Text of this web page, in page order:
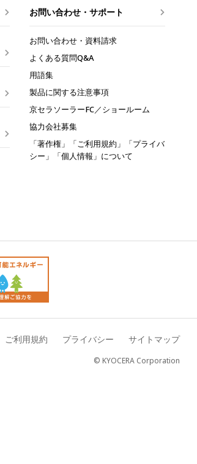
お問い合わせ・サポート
お問い合わせ・資料請求
よくある質問Q&A
用語集
製品に関する注意事項
京セラソーラーFC／ショールーム
協力会社募集
「著作権」「ご利用規約」「プライバ
シー」「個人情報」について
ご利用規約 プライバシー サイトマップ
© KYOCERA Corporation